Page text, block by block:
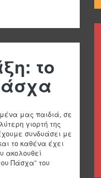
το
μας παιδιά, σε
γιορτή της
συνδυάσει με
το καθένα έχει
ακολουθεί
Πάσχα” του